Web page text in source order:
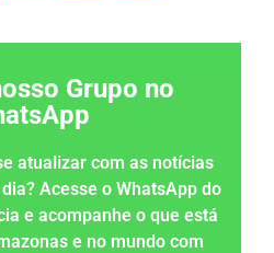
Grupo no
atualizar com as notícias
Acesse o WhatsApp do
e acompanhe o que está
e no mundo com